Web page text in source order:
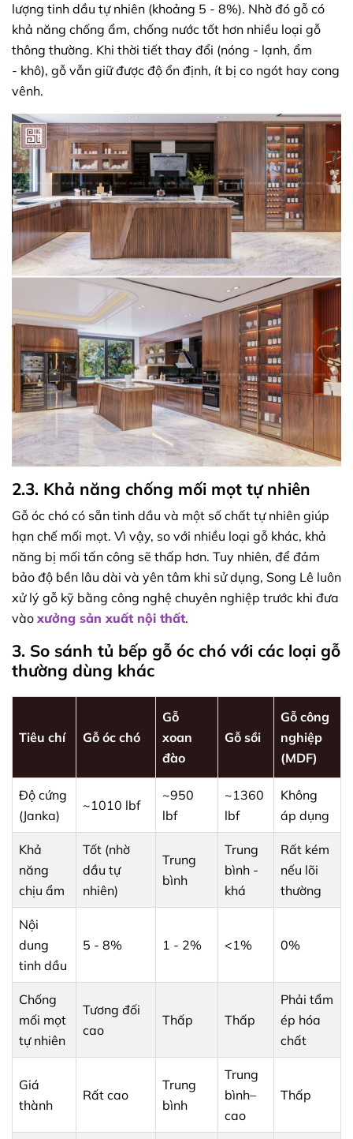
lượng tinh dầu tự nhiên (khoảng 5 - 8%). Nhờ đó gỗ có
khả năng chống ẩm, chống nước tốt hơn nhiều loại gỗ
thông thường. Khi thời tiết thay đổi (nóng - lạnh, ẩm
- khô), gỗ vẫn giữ được độ ổn định, ít bị co ngót hay cong
vênh.
2.3. Khả năng chống mối mọt tự nhiên
Gỗ óc chó có sẵn tinh dầu và một số chất tự nhiên giúp
hạn chế mối mọt. Vì vậy, so với nhiều loại gỗ khác, khả
năng bị mối tấn công sẽ thấp hơn. Tuy nhiên, để đảm
bảo độ bền lâu dài và yên tâm khi sử dụng, Song Lê luôn
xử lý gỗ kỹ bằng công nghệ chuyên nghiệp trước khi đưa
vào xưởng sản xuất nội thất.
3. So sánh tủ bếp gỗ óc chó với các loại gỗ
thường dùng khác
Tiêu chí Gỗ óc chó
Gỗ
xoan
đào
Gỗ sồi
Gỗ công
nghiệp
(MDF)
Độ cứng
(Janka)
~1010 lbf
~950
lbf
~1360
lbf
Không
áp dụng
Khả
năng
chịu ẩm
Tốt (nhờ
dầu tự
nhiên)
Trung
bình
Trung
bình -
khá
Rất kém
nếu lõi
thường
Nội
dung
tinh dầu
5 - 8% 1 - 2% <1% 0%
Chống
mối mọt
tự nhiên
Tương đối
cao
Thấp Thấp
Phải tẩm
ép hóa
chất
Giá
thành
Rất cao
Trung
bình
Trung
bình–
cao
Thấp